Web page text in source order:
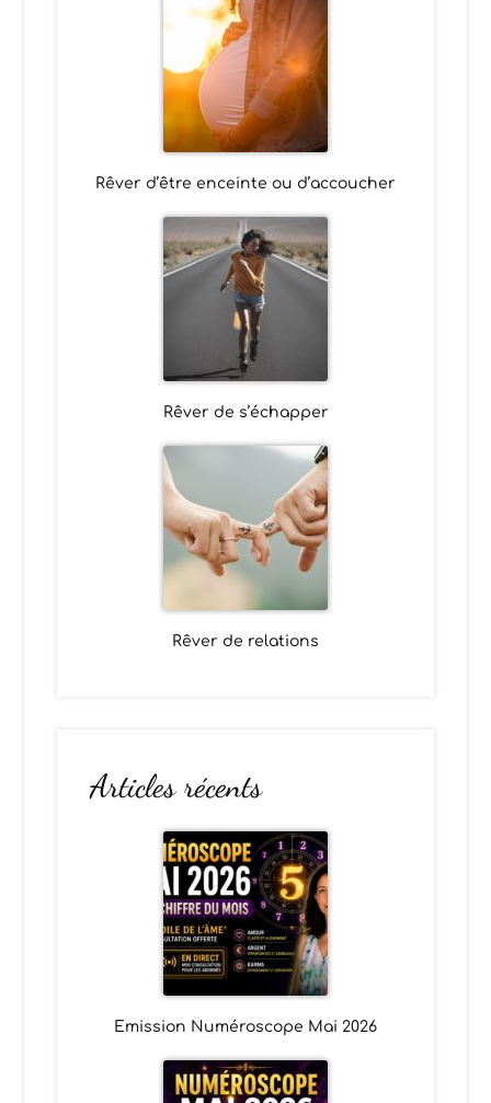
Rêver d’être enceinte ou d’accoucher
Rêver de s’échapper
Rêver de relations
Articles récents
Emission Numéroscope Mai 2026